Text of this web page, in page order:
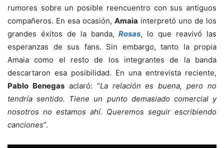
rumores sobre un posible reencuentro con sus antiguos
compañeros. En esa ocasión, Amaia interpretó uno de los
grandes éxitos de la banda,Rosas, lo que reavivó las
esperanzas de sus fans. Sin embargo, tanto la propia
Amaia como el resto de los integrantes de la banda
descartaron esa posibilidad. En una entrevista reciente,
Pablo Benegasaclaró: “La relación es buena, pero no
tendría sentido. Tiene un punto demasiado comercial y
nosotros no estamos ahí. Queremos seguir escribiendo
canciones”.